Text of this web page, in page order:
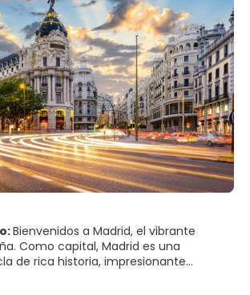
Bienvenidos a Madrid, el vibrante
Como capital, Madrid es una
de rica historia, impresionante
un aficionado a la historia o